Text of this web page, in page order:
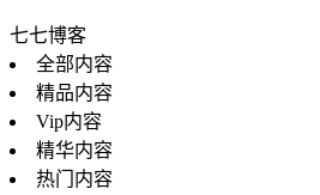
七七博客
全部内容
精品内容
Vip内容
精华内容
热门内容